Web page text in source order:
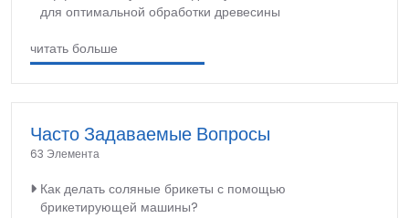
для оптимальной обработки древесины
читать больше
Часто Задаваемые Вопросы
63 Элемента
Как делать соляные брикеты с помощью
брикетирующей машины?